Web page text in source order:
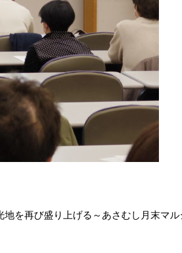
地を再び盛り上げる～あさむし月末マ